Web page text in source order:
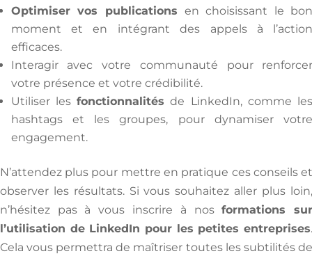
Optimiser vos publications en choisissant le
moment et en intégrant des appels à
efficaces.
Interagir avec votre communauté pour
votre présence et votre crédibilité.
Utiliser lesfonctionnalités de LinkedIn, comme
hashtags et les groupes, pour dynamiser
engagement.
N’attendez plus pour mettre en pratique ces conseils
observer les résultats. Si vous souhaitez aller plus
n’hésitez pas à vous inscrire à nosformations
l’utilisation de LinkedIn pour les petites entreprises
Cela vous permettra de maîtriser toutes les subtilités